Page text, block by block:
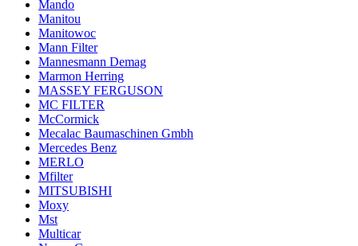
Mando
Manitou
Manitowoc
Mann Filter
Mannesmann Demag
Marmon Herring
MASSEY FERGUSON
MC FILTER
McCormick
Mecalac Baumaschinen Gmbh
Mercedes Benz
MERLO
Mfilter
MITSUBISHI
Moxy
Mst
Multicar